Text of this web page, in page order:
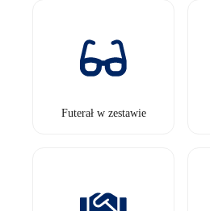
Futerał w zestawie